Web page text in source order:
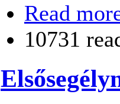
Read
10731